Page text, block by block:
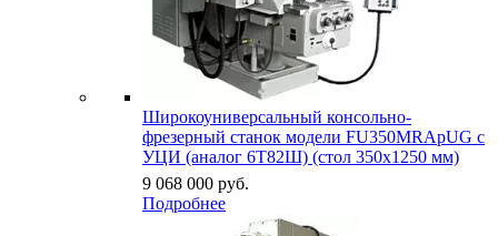
Широкоуниверсальный консольно-
фрезерный станок модели FU350MRApUG с
УЦИ (аналог 6Т82Ш) (стол 350х1250 мм)
9 068 000 руб.
Подробнее